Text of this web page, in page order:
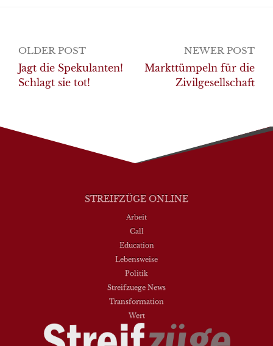
Post
navigation
OLDER POST
Jagt die Spekulanten!
Schlagt sie tot!
NEWER POST
Markttümpeln für die
Zivilgesellschaft
STREIFZÜGE ONLINE
Arbeit
Call
Education
Lebensweise
Politik
Streifzuege News
Transformation
Wert